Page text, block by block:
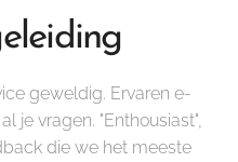
geweldig. Ervaren e-
je vragen. "Enthousiast",
die we het meeste